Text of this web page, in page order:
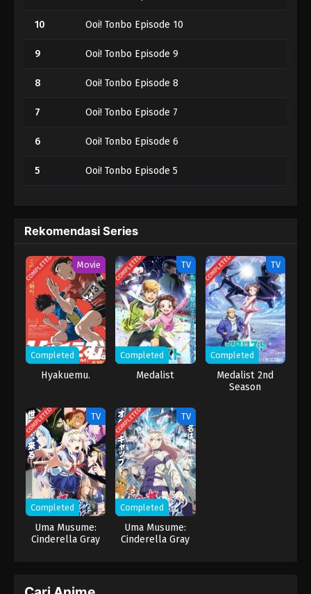
10 Ooi! Tonbo Episode 10
9 Ooi! Tonbo Episode 9
8 Ooi! Tonbo Episode 8
7 Ooi! Tonbo Episode 7
6 Ooi! Tonbo Episode 6
5 Ooi! Tonbo Episode 5
3 Ooi! Tonbo Episode 3
2 Ooi! Tonbo Episode 2
Ooi! Tonbo Episode 1
Rekomendasi Series
COMPLETED Movie
Completed
Hyakuemu.
COMPLETED TV
Completed
Medalist
COMPLETED TV
Completed
Medalist 2nd
Season
COMPLETED TV
Completed
Uma Musume:
Cinderella Gray
COMPLETED TV
Completed
Uma Musume:
Cinderella Gray